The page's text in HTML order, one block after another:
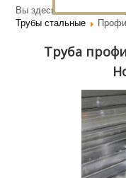
Вы здесь: Главная
Трубы стальные
Труба